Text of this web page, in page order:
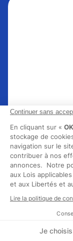
Continuer sans
En cliquant sur «
stockage de
navigation sur le
contribuer à nos
annonces. Notre
aux Lois
et aux Libertés et
Lire la politique de
Je choisis
Quable est la
PIM pour les
North Sails,
grandes
pour faire